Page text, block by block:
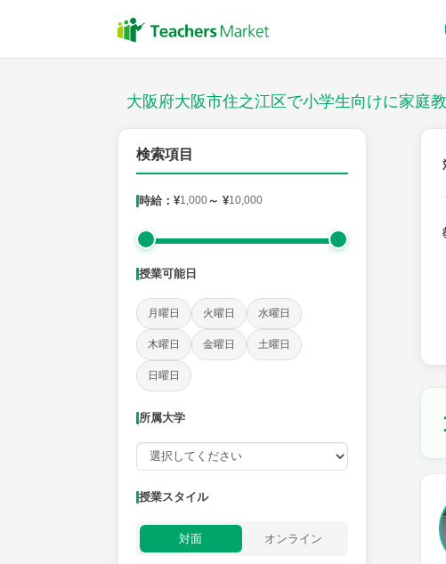
大阪府大阪市住之江区で小学生向けに家庭
検索項目
時給：¥1,000～ ¥10,000
授業可能日
月曜日 火曜日 水曜日
木曜日 金曜日 土曜日
日曜日
所属大学
授業スタイル
対面 オンライン
授業スタイル
社会 算数 理科
時給：¥1,000 ～ ¥10,000
授業可能日
月曜日 火曜日